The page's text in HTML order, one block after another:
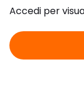
Accedi per